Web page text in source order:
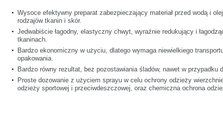
Wysoce efektywny preparat zabezpieczający materiał przed wodą i
rodzajów tkanin i skór.
Jedwabiście łagodny, elastyczny chwyt, wyraźnie redukujący i
tkaninach.
Bardzo ekonomiczny w użyciu, dlatego wymaga niewielkiego
opakowania.
Bardzo równy rezultat, bez pozostawiania śladów, nawet w przypadku
Proste dozowanie z użyciem sprayu w celu ochrony odzieży
odzieży sportowej i przeciwdeszczowej, oraz chemiczna ochrona